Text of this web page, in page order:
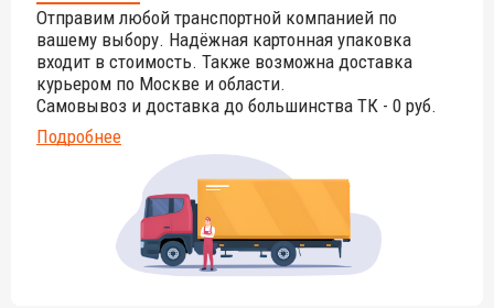
Отправим любой транспортной компанией по
вашему выбору. Надёжная картонная упаковка
входит в стоимость. Также возможна доставка
курьером по Москве и области.
Самовывоз и доставка до большинства ТК - 0 руб.
Подробнее